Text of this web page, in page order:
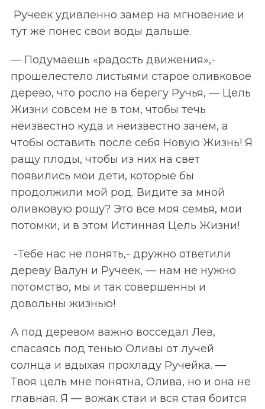
Ручеек удивленно замер на мгновение и
тут же понес свои воды дальше.
— Подумаешь «радость движения»,-
прошелестело листьями старое оливковое
дерево, что росло на берегу Ручья, — Цель
Жизни совсем не в том, чтобы течь
неизвестно куда и неизвестно зачем, а
чтобы оставить после себя Новую Жизнь! Я
ращу плоды, чтобы из них на свет
появились мои дети, которые бы
продолжили мой род. Видите за мной
оливковую рощу? Это все моя семья, мои
потомки, и в этом Истинная Цель Жизни!
-Тебе нас не понять,- дружно ответили
дереву Валун и Ручеек, — нам не нужно
потомство, мы и так совершенны и
довольны жизнью!
А под деревом важно восседал Лев,
спасаясь под тенью Оливы от лучей
солнца и вдыхая прохладу Ручейка. —
Твоя цель мне понятна, Олива, но и она не
главная. Я — вожак стаи и вся стая боится